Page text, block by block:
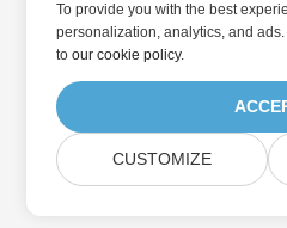
To provide you with the best
personalization, analytics, and
toour cookie policy.
CUSTOMIZE